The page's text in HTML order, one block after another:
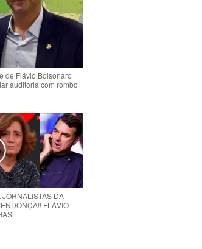
de Flávio Bolsonaro
auditoria com rombo
DA
FLÁVIO